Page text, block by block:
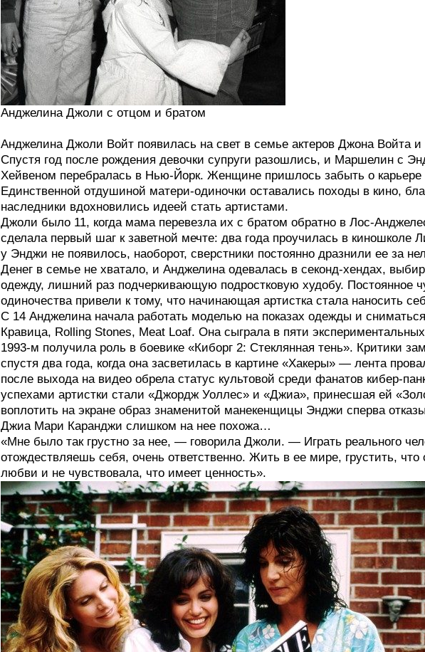
Анджелина Джоли с отцом и братом
Анджелина Джоли Войт появилась на свет в семье актеров Джона Войта
Спустя год после рождения девочки супруги разошлись, и Маршелин с
Хейвеном перебралась в Нью-Йорк. Женщине пришлось забыть о карьере
Единственной отдушиной матери-одиночки оставались походы в кино,
наследники вдохновились идеей стать артистами.
Джоли было 11, когда мама перевезла их с братом обратно в Лос-
сделала первый шаг к заветной мечте: два года проучилась в киношколе
у Энджи не появилось, наоборот, сверстники постоянно дразнили ее за
Денег в семье не хватало, и Анджелина одевалась в секонд-хендах,
одежду, лишний раз подчеркивающую подростковую худобу. Постоянное
одиночества привели к тому, что начинающая артистка стала наносить
С 14 Анджелина начала работать моделью на показах одежды и
Кравица, Rolling Stones, Meat Loaf. Она сыграла в пяти
1993-м получила роль в боевике «Киборг 2: Стеклянная тень». Критики
спустя два года, когда она засветилась в картине «Хакеры» — лента
после выхода на видео обрела статус культовой среди фанатов кибер-
успехами артистки стали «Джордж Уоллес» и «Джиа», принесшая ей
воплотить на экране образ знаменитой манекенщицы Энджи сперва
Джиа Мари Каранджи слишком на нее похожа…
«Мне было так грустно за нее, — говорила Джоли. — Играть реального
отождествляешь себя, очень ответственно. Жить в ее мире, грустить, что
любви и не чувствовала, что имеет ценность».